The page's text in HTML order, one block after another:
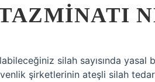
silah sayısında yasal
şirketlerinin ateşli silah